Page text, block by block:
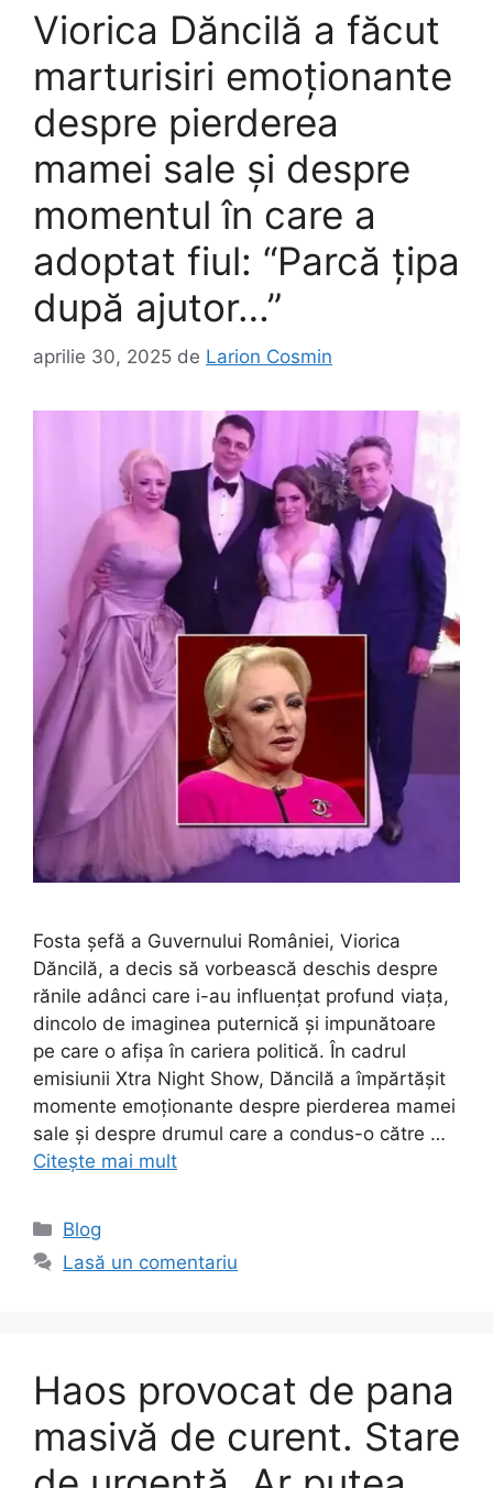
Viorica Dăncilă a făcut
marturisiri emoționante
despre pierderea
mamei sale și despre
momentul în care a
adoptat fiul: “Parcă țipa
după ajutor…”
aprilie 30, 2025 de Larion Cosmin
Fosta șefă a Guvernului României, Viorica
Dăncilă, a decis să vorbească deschis despre
rănile adânci care i-au influențat profund viața,
dincolo de imaginea puternică și impunătoare
pe care o afișa în cariera politică. În cadrul
emisiunii Xtra Night Show, Dăncilă a împărtășit
momente emoționante despre pierderea mamei
sale și despre drumul care a condus-o către …
Citește mai mult
Categorii
Blog
Lasă un comentariu
Haos provocat de pana
masivă de curent. Stare